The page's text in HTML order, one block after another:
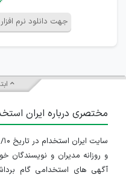
جهت دانلود نرم
مختصری درباره ایران
و روزانه مدیران و
آگهی های استخدامی گام